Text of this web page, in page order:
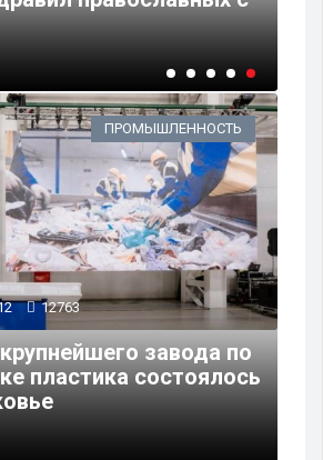
ПРОМЫШЛЕННОСТЬ
12763
завода по
пластика состоялось